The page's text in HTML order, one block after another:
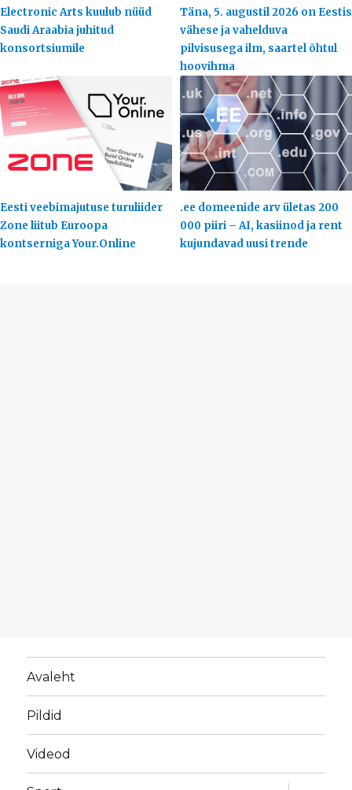
Electronic Arts kuulub nüüd
Saudi Araabia juhitud
konsortsiumile
Täna, 5. augustil 2026 on Eestis
vähese ja vahelduva
pilvisusega ilm, saartel õhtul
hoovihma
Eesti veebimajutuse turuliider
Zone liitub Euroopa
kontserniga Your.Online
.ee domeenide arv ületas 200
000 piiri – AI, kasiinod ja rent
kujundavad uusi trende
Avaleht
Pildid
Videod